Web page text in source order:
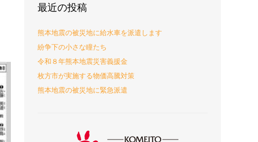
最近の投稿
熊本地震の被災地に給水車を派遣します
紛争下の小さな瞳たち
令和８年熊本地震災害義援金
枚方市が実施する物価高騰対策
熊本地震の被災地に緊急派遣